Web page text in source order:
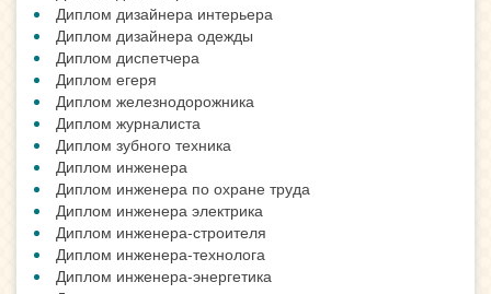
Диплом дизайнера интерьера
Диплом дизайнера одежды
Диплом диспетчера
Диплом егеря
Диплом железнодорожника
Диплом журналиста
Диплом зубного техника
Диплом инженера
Диплом инженера по охране труда
Диплом инженера электрика
Диплом инженера-строителя
Диплом инженера-технолога
Диплом инженера-энергетика